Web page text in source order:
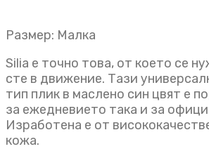
Размер: Малка
Silia е точно това, от което се
сте в движение. Тази
тип плик в маслено син цвят е
за ежедневието така и за
Изработена е от
кожа.